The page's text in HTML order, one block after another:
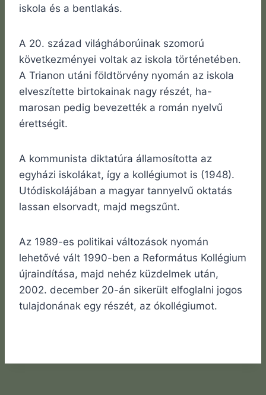
iskola és a bentlakás.
A 20. század világháborúinak szomorú
következményei voltak az iskola történetében.
A Trianon utáni földtörvény nyomán az iskola
elveszítette birtokainak nagy részét, ha-
marosan pedig bevezették a román nyelvű
érettségit.
A kommunista diktatúra államosította az
egyházi iskolákat, így a kollégiumot is (1948).
Utódiskolájában a magyar tannyelvű oktatás
lassan elsorvadt, majd megszűnt.
Az 1989-es politikai változások nyomán
lehetővé vált 1990-ben a Református Kollégium
újraindítása, majd nehéz küzdelmek után,
2002. december 20-án sikerült elfoglalni jogos
tulajdonának egy részét, az ókollégiumot.